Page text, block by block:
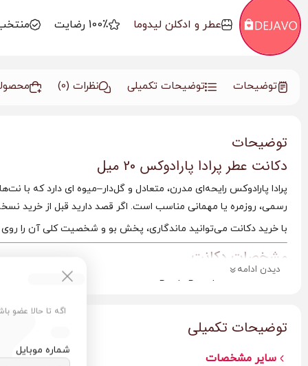
عطر و ادکلن لیدوما 100٪ رضایت
توضیحات توضیحات تکمیلی نظرات (0)
توضیحات
دکانت عطر پرادا پارادوکس 20 میل
پرادا پارادوکس رایحه‌ای مدرن، متعادل و گل‌دار–میوه ای دارد که با
رسمی، روزمره یا مهمانی مناسب است. اگر قصد دارید قبل از خرید
با خرید دکانت می‌توانید ماندگاری، پخش بو و شخصیت کلی آن را
مشخصات دکانت
حجم:20 میل
کیفیت:
مسترکوالیتی
جنسیت:زنانه
دیدن ادامه
توضیحات تکمیلی
سایر مشخصات
اگه تا حالا عضو
شماره موبایل